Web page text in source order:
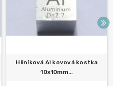
Hliníková Al kovová kostka
10x10mm...